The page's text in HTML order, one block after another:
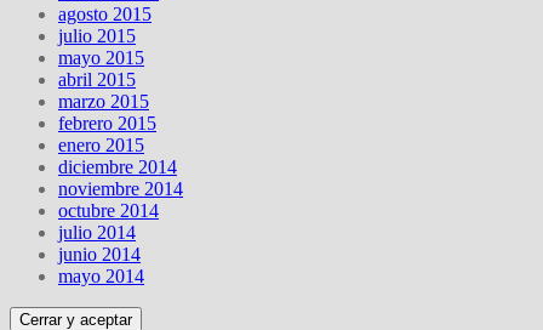
agosto 2015
julio 2015
mayo 2015
abril 2015
marzo 2015
febrero 2015
enero 2015
diciembre 2014
noviembre 2014
octubre 2014
julio 2014
junio 2014
mayo 2014